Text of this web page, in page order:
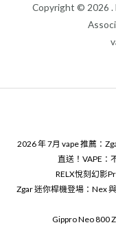
Copyright © 2026 .
2026 年 7月 vape 推薦：
直送！VAPE：
RELX悅刻幻影
Zgar 迷你桿機登場：Nex
Gippro Neo 800